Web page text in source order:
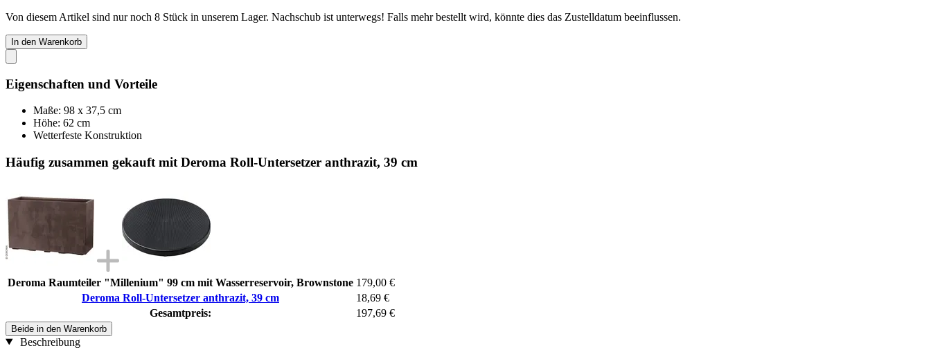
Von diesem Artikel sind nur noch 8 Stück in unserem Lager. Nachschub ist unterwegs! Falls mehr bestellt wird, könnte dies das Zustelldatum beeinflussen.
In den Warenkorb
Eigenschaften und Vorteile
Maße: 98 x 37,5 cm
Höhe: 62 cm
Wetterfeste Konstruktion
Häufig zusammen gekauft mit Deroma Roll-Untersetzer anthrazit, 39 cm
Deroma Raumteiler "Millenium" 99 cm mit Wasserreservoir, Brownstone 179,00 €
Deroma Roll-Untersetzer anthrazit, 39 cm
18,69 €
Gesamtpreis:
197,69 €
Beide in den Warenkorb
Beschreibung